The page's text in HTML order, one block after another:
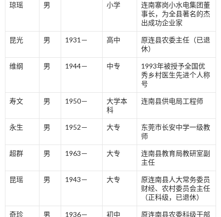
琼瑶 男 小学
连南寨岗小水电集团董
事长，为全县著名的杰
出成功企业家
昆光 男 1931－ 高中
原连县农委主任（已退
休）
维纲 男 1944－ 中专
1993年被授予全国优
秀乡村医生先进个人称
号
寿文 男 1950－
大学本
科
连南县供电局工程师
永生 男 1952－ 大专
东莞市长安中学一级教
师
超群 男 1963－ 大专
连南县教育局教研室副
主任
昆瑶 男 1943－ 大专
原连南县人大常务委员
财经、农村委员会主任
（正科级，已退休）
奇珍 男 1936－ 初中 原连南县农委科级干部